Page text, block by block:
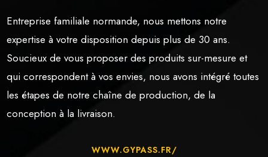
Entreprise familiale normande, nous mettons notre
expertise à votre disposition depuis plus de 30 ans.
Soucieux de vous proposer des produits sur-mesure et
qui correspondent à vos envies, nous avons intégré toutes
les étapes de notre chaîne de production, de la
conception à la livraison.
WWW.GYPASS.FR/